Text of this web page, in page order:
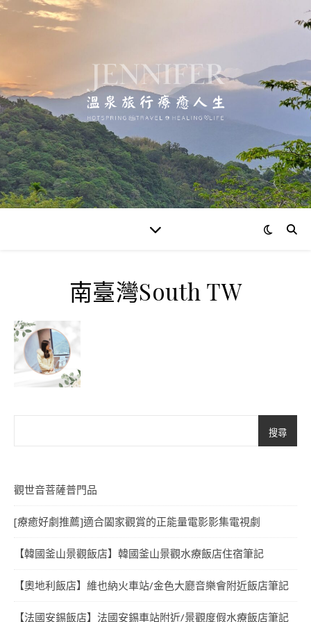
南臺灣South TW
搜尋
觀世音菩薩普門品
[療癒好劇推薦]適合闔家觀賞的正能量電影影集電視劇
【韓國釜山景觀飯店】韓國釜山景觀水療飯店住宿筆記
【奧地利飯店】維也納火車站/金色大廳音樂會附近飯店筆記
【法國安錫飯店】法國安錫車站附近/景觀度假水療飯店筆記